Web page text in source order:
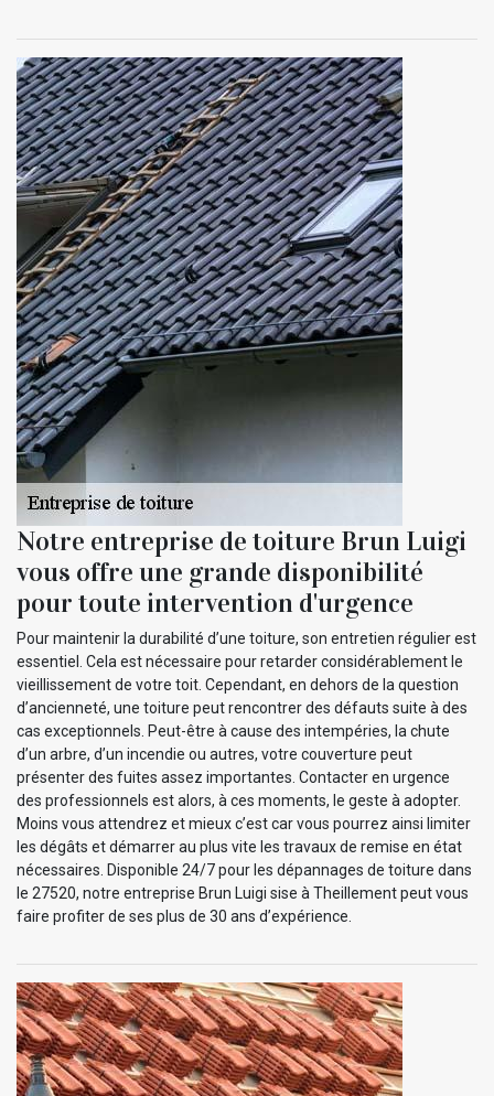
Notre entreprise de toiture Brun Luigi
vous offre une grande disponibilité
pour toute intervention d'urgence
Pour maintenir la durabilité d’une toiture, son entretien régulier est
essentiel. Cela est nécessaire pour retarder considérablement le
vieillissement de votre toit. Cependant, en dehors de la question
d’ancienneté, une toiture peut rencontrer des défauts suite à des
cas exceptionnels. Peut-être à cause des intempéries, la chute
d’un arbre, d’un incendie ou autres, votre couverture peut
présenter des fuites assez importantes. Contacter en urgence
des professionnels est alors, à ces moments, le geste à adopter.
Moins vous attendrez et mieux c’est car vous pourrez ainsi limiter
les dégâts et démarrer au plus vite les travaux de remise en état
nécessaires. Disponible 24/7 pour les dépannages de toiture dans
le 27520, notre entreprise Brun Luigi sise à Theillement peut vous
faire profiter de ses plus de 30 ans d’expérience.